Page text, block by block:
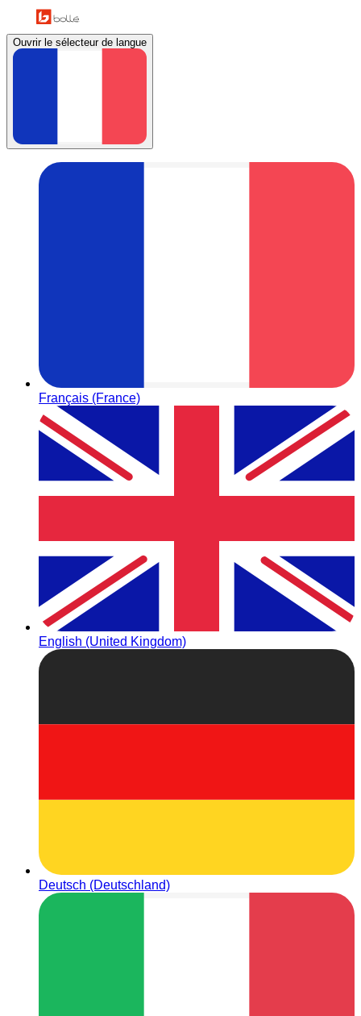
Ouvrir le sélecteur de langue
Français (France)
English (United Kingdom)
Deutsch (Deutschland)